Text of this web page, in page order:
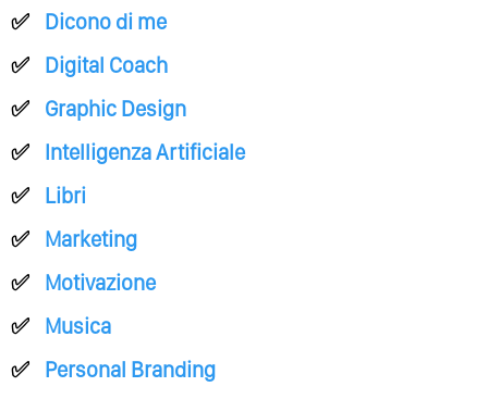
Dicono di me
Digital Coach
Graphic Design
Intelligenza Artificiale
Libri
Marketing
Motivazione
Musica
Personal Branding